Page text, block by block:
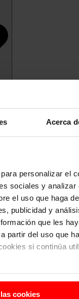
Acerca
personalizar el
sociales y analizar
el uso que haga
publicidad y
que les
partir del uso que
si continúa
cookies